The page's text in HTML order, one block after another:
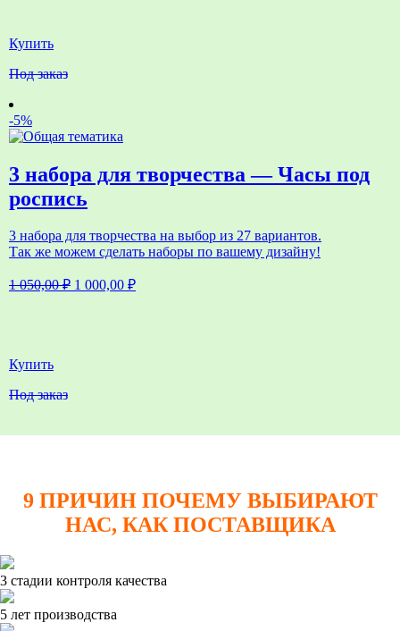
Купить
Под заказ
-5%
3 набора для творчества — Часы под
роспись
3 набора для творчества на выбор из 27 вариантов.
Так же можем сделать наборы по вашему дизайну!
1 050,00₽ Первоначальная
1 000,00 ₽Текущая
Купить
Под заказ
9 ПРИЧИН ПОЧЕМУ ВЫБИРАЮТ
НАС, КАК ПОСТАВЩИКА
3 стадии контроля качества
5 лет производства